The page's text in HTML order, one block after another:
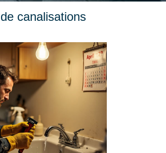
canalisations